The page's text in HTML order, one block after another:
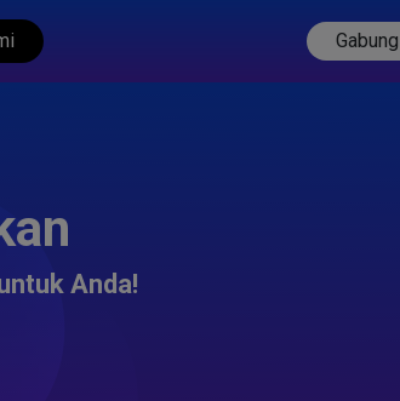
Gabung
Anda!